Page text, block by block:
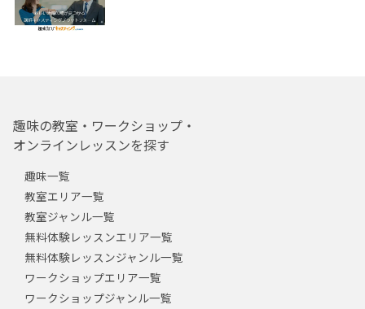
趣味の教室・ワークショップ・
オンラインレッスンを探す
趣味一覧
教室エリア一覧
教室ジャンル一覧
無料体験レッスンエリア一覧
無料体験レッスンジャンル一覧
ワークショップエリア一覧
ワークショップジャンル一覧